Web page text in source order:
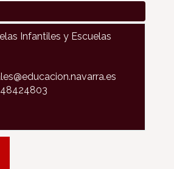
Infantiles y Escuelas